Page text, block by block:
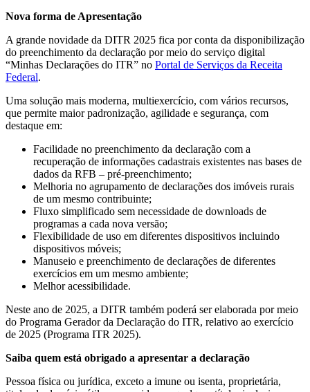
Nova forma de Apresentação
A grande novidade da DITR 2025 fica por conta da disponibilização
do preenchimento da declaração por meio do serviço digital
“Minhas Declarações do ITR” no Portal de Serviços da Receita
Federal.
Uma solução mais moderna, multiexercício, com vários recursos,
que permite maior padronização, agilidade e segurança, com
destaque em:
Facilidade no preenchimento da declaração com a
recuperação de informações cadastrais existentes nas bases de
dados da RFB – pré-preenchimento;
Melhoria no agrupamento de declarações dos imóveis rurais
de um mesmo contribuinte;
Fluxo simplificado sem necessidade de downloads de
programas a cada nova versão;
Flexibilidade de uso em diferentes dispositivos incluindo
dispositivos móveis;
Manuseio e preenchimento de declarações de diferentes
exercícios em um mesmo ambiente;
Melhor acessibilidade.
Neste ano de 2025, a DITR também poderá ser elaborada por meio
do Programa Gerador da Declaração do ITR, relativo ao exercício
de 2025 (Programa ITR 2025).
Saiba quem está obrigado a apresentar a declaração
Pessoa física ou jurídica, exceto a imune ou isenta, proprietária,